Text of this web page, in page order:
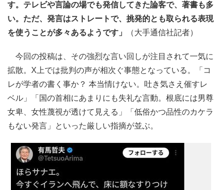
す。テレビや言論の場でも発信してきた論客で、著書も多
い。ただ、発言はストレートで、挑発的とも取られる表現
を使うことが多々あるようです」
（大手通信社記者）
今回の投稿は、その強烈な言い回しが注目されて一気に
拡散。X上では批判の声が相次ぐ事態となっている。「コ
レが学者の書く事か？ 本当情けない。吐き気さえ催すレ
ベル」「国の首相にあまりにも失礼な言動。根底には男尊
女卑、女性蔑視が透けて見える」「低俗かつ品性のカケラ
もない発言」といった厳しい指摘が並ぶ。